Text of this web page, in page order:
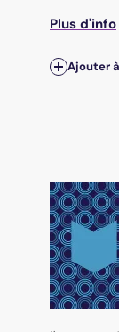
Plus d'info
Ajouter